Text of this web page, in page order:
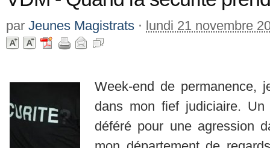
par Jeunes Magistrats ⋅ lundi 21 novembre
Week-end de permanence,
dans mon fief judiciaire.
déféré pour une agression